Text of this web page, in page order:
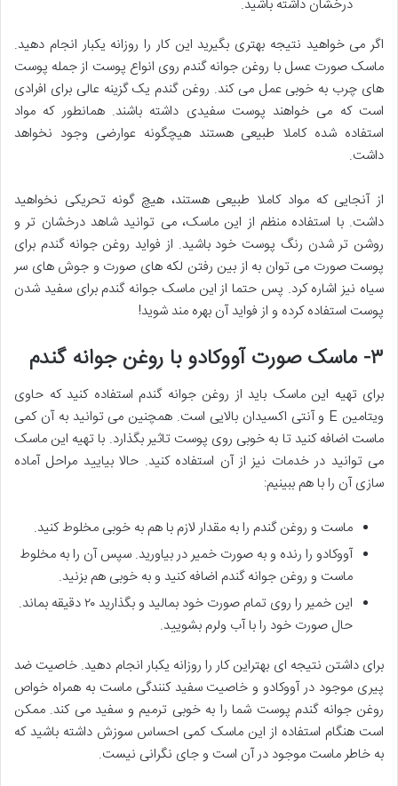
درخشان داشته باشید.
اگر می خواهید نتیجه بهتری بگیرید این کار را روزانه یکبار انجام دهید.
ماسک صورت عسل با روغن جوانه گندم روی انواع پوست از جمله پوست
های چرب به خوبی عمل می کند. روغن گندم یک گزینه عالی برای افرادی
است که می خواهند پوست سفیدی داشته باشند. همانطور که مواد
استفاده شده کاملا طبیعی هستند هیچگونه عوارضی وجود نخواهد
داشت.
از آنجایی که مواد کاملا طبیعی هستند، هیچ گونه تحریکی نخواهید
داشت. با استفاده منظم از این ماسک، می توانید شاهد درخشان تر و
روشن تر شدن رنگ پوست خود باشید. از فواید روغن جوانه گندم برای
پوست صورت می توان به از بین رفتن لکه های صورت و جوش های سر
سیاه نیز اشاره کرد. پس حتما از این ماسک جوانه گندم برای سفید شدن
پوست استفاده کرده و از فواید آن بهره مند شوید!
۳- ماسک صورت آووکادو با روغن جوانه گندم
برای تهیه این ماسک باید از روغن جوانه گندم استفاده کنید که حاوی
ویتامین E و آنتی اکسیدان بالایی است. همچنین می توانید به آن کمی
ماست اضافه کنید تا به خوبی روی پوست تاثیر بگذارد. با تهیه این ماسک
می توانید در خدمات نیز از آن استفاده کنید. حالا بیایید مراحل آماده
سازی آن را با هم ببینیم:
ماست و روغن گندم را به مقدار لازم با هم به خوبی مخلوط کنید.
آووکادو را رنده و به صورت خمیر در بیاورید. سپس آن را به مخلوط
ماست و روغن جوانه گندم اضافه کنید و به خوبی هم بزنید.
این خمیر را روی تمام صورت خود بمالید و بگذارید ۲۰ دقیقه بماند.
حال صورت خود را با آب ولرم بشویید.
برای داشتن نتیجه ای بهتراین کار را روزانه یکبار انجام دهید. خاصیت ضد
پیری موجود در آووکادو و خاصیت سفید کنندگی ماست به همراه خواص
روغن جوانه گندم پوست شما را به خوبی ترمیم و سفید می کند. ممکن
است هنگام استفاده از این ماسک کمی احساس سوزش داشته باشید که
به خاطر ماست موجود در آن است و جای نگرانی نیست.